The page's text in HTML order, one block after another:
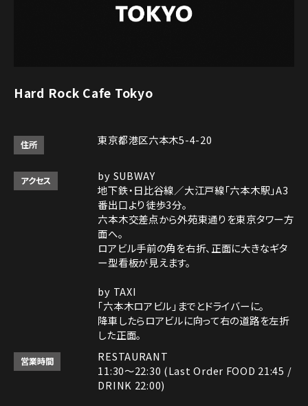
Hard Rock Cafe Tokyo
住所 東京都港区六本木5-4-20
アクセス
by SUBWAY
地下鉄・日比谷線／大江戸線「六本木駅」A3
番出口より徒歩3分。
六本木交差点から外苑東通りを東京タワー方
面へ。
ロアビル手前の角を右折、正面に大きなギタ
ー型看板が見えます。
by TAXI
「六本木ロアビル」までとドライバーに。
降車したらロアビルに向って右の道路を左折
した正面。
営業時間
RESTAURANT
11:30～22:30 (Last Order FOOD 21:45 /
DRINK 22:00)